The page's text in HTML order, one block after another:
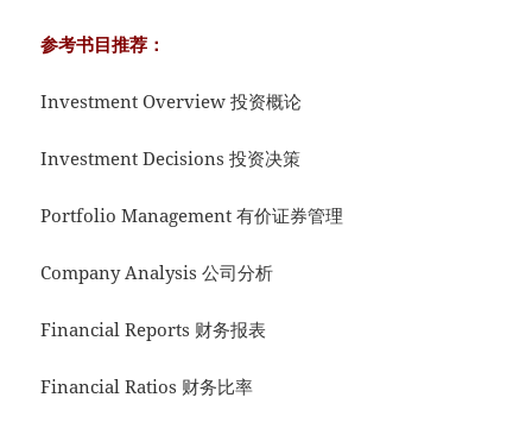
参考书目推荐：
Investment Overview 投资概论
Investment Decisions 投资决策
Portfolio Management 有价证券管理
Company Analysis 公司分析
Financial Reports 财务报表
Financial Ratios 财务比率